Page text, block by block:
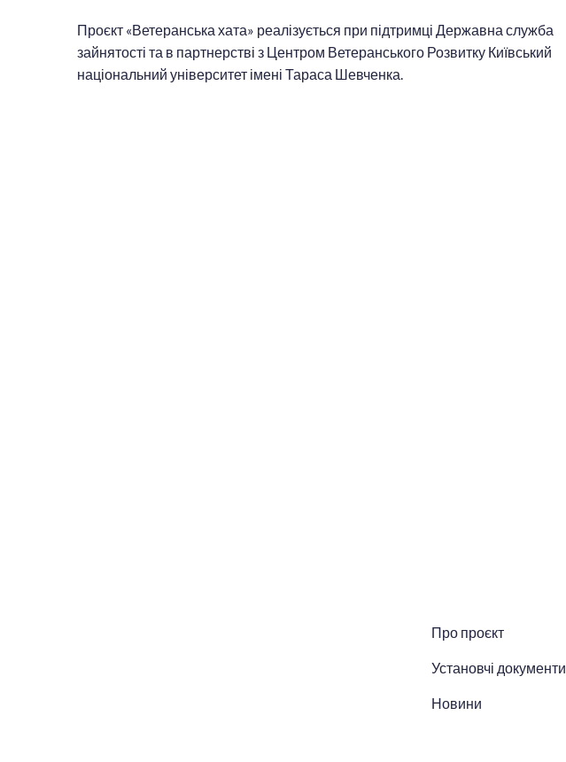
Проєкт «Ветеранська хата» реалізується при підтримці Державна служба
зайнятості та в партнерстві з Центром Ветеранського Розвитку Київський
національний університет імені Тараса Шевченка.
Про проєкт
Установчі документи
Новини